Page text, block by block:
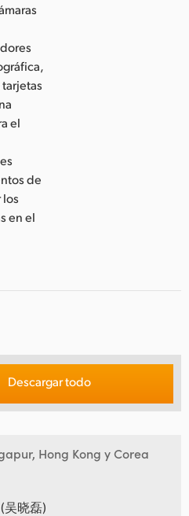
el
de
en el
Descargar todo
Hong Kong y Corea
吴晓磊)